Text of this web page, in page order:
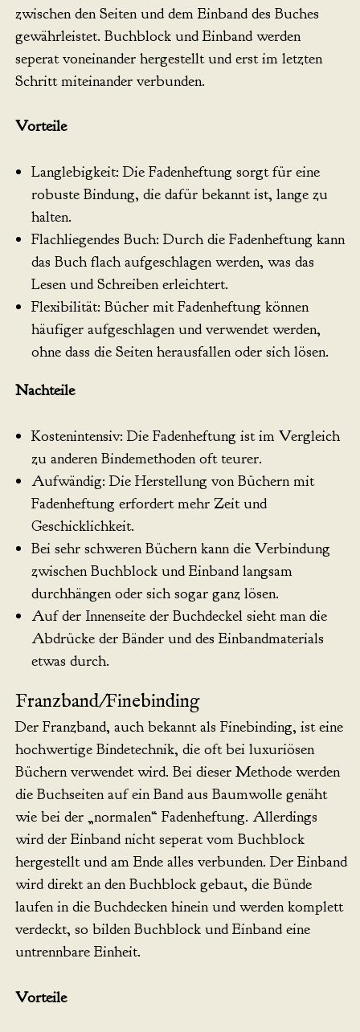
zwischen den Seiten und dem Einband des Buches
gewährleistet. Buchblock und Einband werden
seperat voneinander hergestellt und erst im letzten
Schritt miteinander verbunden.
Vorteile
Langlebigkeit: Die Fadenheftung sorgt für eine
robuste Bindung, die dafür bekannt ist, lange zu
halten.
Flachliegendes Buch: Durch die Fadenheftung kann
das Buch flach aufgeschlagen werden, was das
Lesen und Schreiben erleichtert.
Flexibilität: Bücher mit Fadenheftung können
häufiger aufgeschlagen und verwendet werden,
ohne dass die Seiten herausfallen oder sich lösen.
Nachteile
Kostenintensiv: Die Fadenheftung ist im Vergleich
zu anderen Bindemethoden oft teurer.
Aufwändig: Die Herstellung von Büchern mit
Fadenheftung erfordert mehr Zeit und
Geschicklichkeit.
Bei sehr schweren Büchern kann die Verbindung
zwischen Buchblock und Einband langsam
durchhängen oder sich sogar ganz lösen.
Auf der Innenseite der Buchdeckel sieht man die
Abdrücke der Bänder und des Einbandmaterials
etwas durch.
Franzband/Finebinding
Der Franzband, auch bekannt als Finebinding, ist eine
hochwertige Bindetechnik, die oft bei luxuriösen
Büchern verwendet wird. Bei dieser Methode werden
die Buchseiten auf ein Band aus Baumwolle genäht
wie bei der „normalen“ Fadenheftung. Allerdings
wird der Einband nicht seperat vom Buchblock
hergestellt und am Ende alles verbunden. Der Einband
wird direkt an den Buchblock gebaut, die Bünde
laufen in die Buchdecken hinein und werden komplett
verdeckt, so bilden Buchblock und Einband eine
untrennbare Einheit.
Vorteile